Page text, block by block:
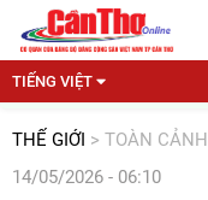
TIẾNG VIỆT
THẾ GIỚI > TOÀN CẢNH
14/05/2026 - 06:10